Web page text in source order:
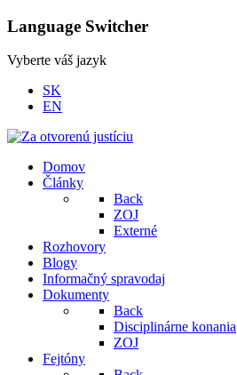
Language Switcher
Vyberte váš jazyk
SK
EN
Domov
Články
Back
ZOJ
Externé
Rozhovory
Blogy
Informačný spravodaj
Dokumenty
Back
Disciplinárne konania
ZOJ
Fejtóny